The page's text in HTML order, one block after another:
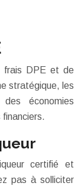
frais DPE et de
stratégique, les
économies
certifié et
pas à solliciter